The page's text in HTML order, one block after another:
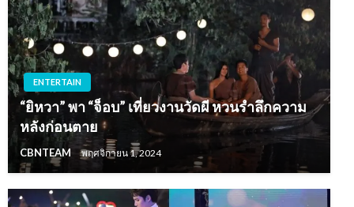
ENTERTAIN
“ยิหวา” พา “จ็อบ” เที่ยวงานวัดผี หวนรำลึกความ
หลังก่อนตาย
CBNTEAM พฤศจิกายน 1, 2024